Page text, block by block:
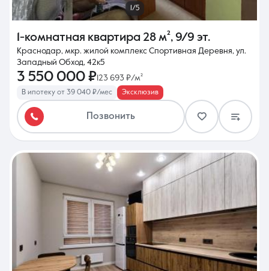
1/5
1-комнатная квартира 28 м², 9/9 эт.
Краснодар, мкр. жилой комплекс Спортивная Деревня, ул.
Западный Обход, 42к5
3 550 000 ₽ 123 693 ₽/м²
В ипотеку от 39 040 ₽/мес Эксклюзив
Позвонить